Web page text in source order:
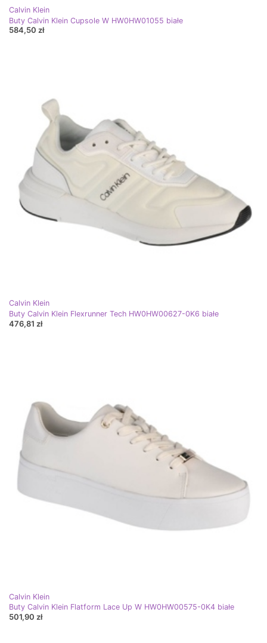
Calvin Klein
Buty Calvin Klein Cupsole W HW0HW01055 białe
584,50 zł
Calvin Klein
Buty Calvin Klein Flexrunner Tech HW0HW00627-0K6 białe
476,81 zł
Calvin Klein
Buty Calvin Klein Flatform Lace Up W HW0HW00575-0K4 białe
501,90 zł